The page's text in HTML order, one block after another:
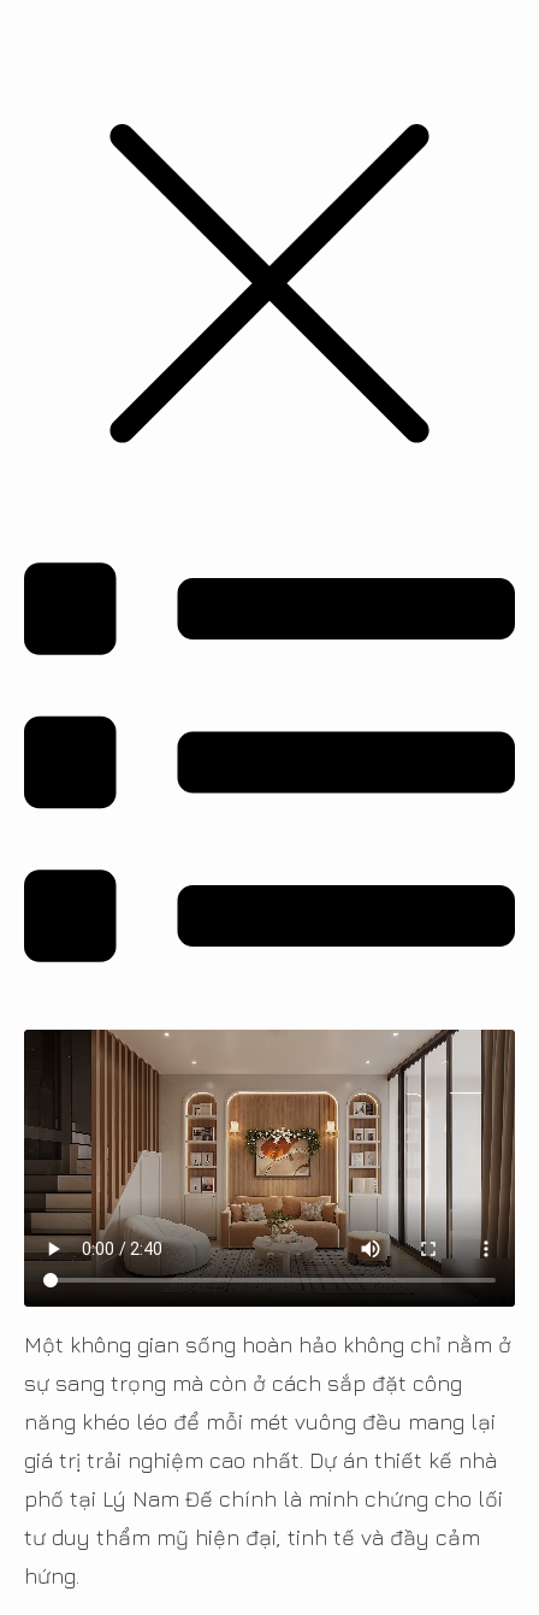
Một không gian sống hoàn hảo không chỉ nằm ở
sự sang trọng mà còn ở cách sắp đặt công
năng khéo léo để mỗi mét vuông đều mang lại
giá trị trải nghiệm cao nhất. Dự án thiết kế nhà
phố tại Lý Nam Đế chính là minh chứng cho lối
tư duy thẩm mỹ hiện đại, tinh tế và đầy cảm
hứng.